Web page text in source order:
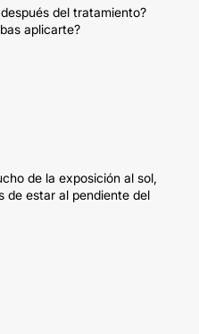
del tratamiento?
aplicarte?
de la exposición al sol,
de estar al pendiente del